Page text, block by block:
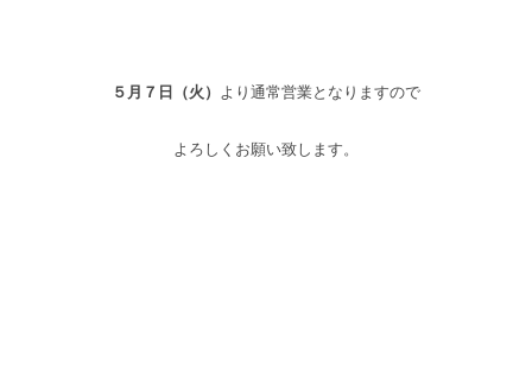
５月７日（火） より通常営業となりますので
よろしくお願い致します。